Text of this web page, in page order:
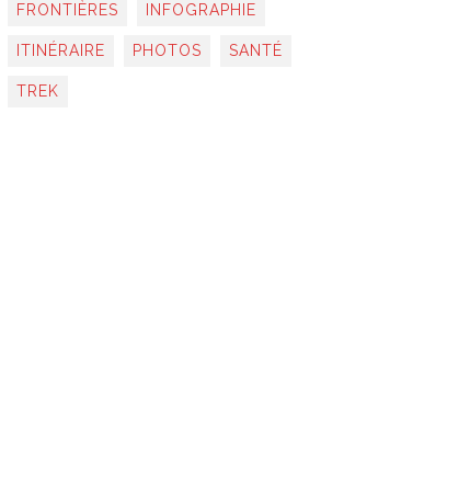
FRONTIÈRES INFOGRAPHIE
ITINÉRAIRE PHOTOS SANTÉ
TREK